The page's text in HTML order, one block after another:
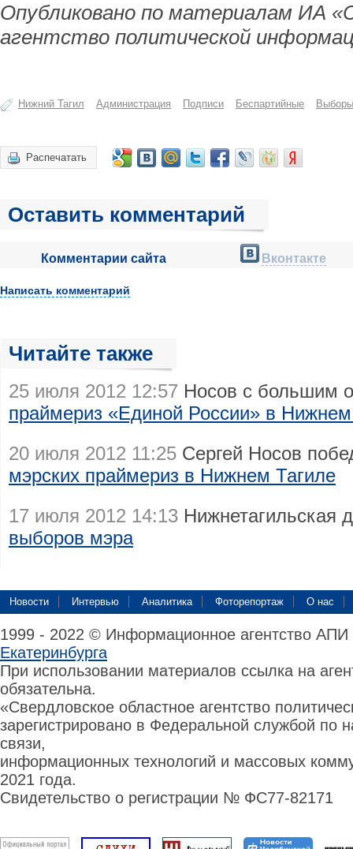
Опубликовано по материалам ИА
агентство политической
Нижний Тагил Администрация Подписи Беспартийные Выборы
Распечатать
Оставить комментарий
Комментарии сайта Вконтакте
Написать комментарий
Читайте также
25 июля 2012 12:57 Носов с большим
праймериз «Единой России» в
20 июля 2012 11:25 Сергей Носов
мэрских праймериз в Нижнем Тагиле
17 июля 2012 14:13 Нижнетагильская
выборов мэра
Новости Интервью Аналитика Фоторепортаж О нас
1999 - 2022 © Информационное агентство
Екатеринбурга
При использовании материалов ссылка на
обязательна.
«Свердловское областное агентство
зарегистрировано в Федеральной службой по
связи,
информационных технологий и массовых
2021 года.
Свидетельство о регистрации № ФС77-82171